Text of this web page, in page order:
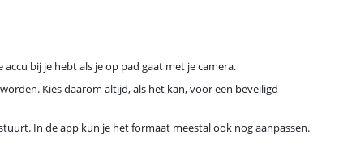
bij je hebt als je op pad gaat met je camera.
Kies daarom altijd, als het kan, voor een beveiligd
In de app kun je het formaat meestal ook nog aanpassen.